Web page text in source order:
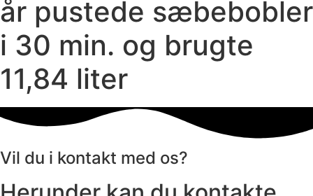
år pustede sæbebobler
i 30 min. og brugte
11,84 liter
Vil du i kontakt med os?